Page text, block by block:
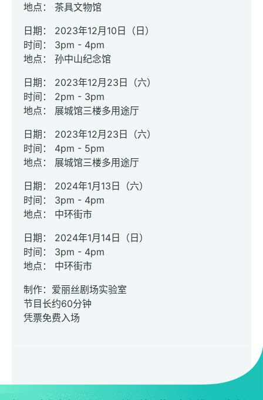
地点： 茶具文物馆
日期： 2023年12月10日（日）
时间： 3pm - 4pm
地点： 孙中山纪念馆
日期： 2023年12月23日（六）
时间： 2pm - 3pm
地点： 展城馆三楼多用途厅
日期： 2023年12月23日（六）
时间： 4pm - 5pm
地点： 展城馆三楼多用途厅
日期： 2024年1月13日（六）
时间： 3pm - 4pm
地点： 中环街市
日期： 2024年1月14日（日）
时间： 3pm - 4pm
地点： 中环街市
制作：爱丽丝剧场实验室
节目长约60分钟
凭票免费入场